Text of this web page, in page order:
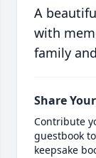
A
with
family
Share
Contribute
guestbook
keepsake